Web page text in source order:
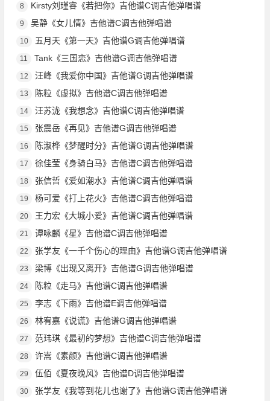
8 Kirsty刘瑾睿《若把你》吉他谱C调吉他弹唱谱
9 吴静《女儿情》吉他谱C调吉他弹唱谱
10 五月天《第一天》吉他谱G调吉他弹唱谱
11 Tank《三国恋》吉他谱G调吉他弹唱谱
12 汪峰《我爱你中国》吉他谱G调吉他弹唱谱
13 陈粒《虚拟》吉他谱C调吉他弹唱谱
14 汪苏泷《我想念》吉他谱C调吉他弹唱谱
15 张震岳《再见》吉他谱G调吉他弹唱谱
16 陈淑桦《梦醒时分》吉他谱G调吉他弹唱谱
17 徐佳莹《身骑白马》吉他谱C调吉他弹唱谱
18 张信哲《爱如潮水》吉他谱C调吉他弹唱谱
19 杨可爱《打上花火》吉他谱C调吉他弹唱谱
20 王力宏《大城小爱》吉他谱C调吉他弹唱谱
21 谭咏麟《星》吉他谱C调吉他弹唱谱
22 张学友《一千个伤心的理由》吉他谱G调吉他弹唱谱
23 梁博《出现又离开》吉他谱G调吉他弹唱谱
24 陈粒《走马》吉他谱C调吉他弹唱谱
25 李志《下雨》吉他谱E调吉他弹唱谱
26 林宥嘉《说谎》吉他谱G调吉他弹唱谱
27 范玮琪《最初的梦想》吉他谱C调吉他弹唱谱
28 许嵩《素颜》吉他谱C调吉他弹唱谱
29 伍佰《夏夜晚风》吉他谱D调吉他弹唱谱
30 张学友《我等到花儿也谢了》吉他谱G调吉他弹唱谱